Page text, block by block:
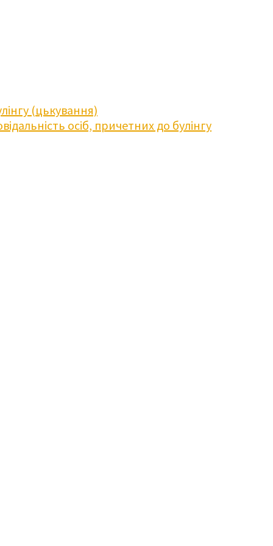
(цькування)
осіб, причетних до булінгу